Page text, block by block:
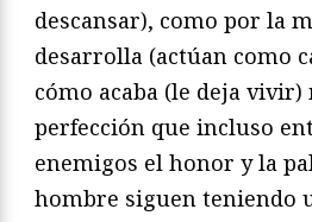
descansar), como por la
desarrolla (actúan como
cómo acaba (le deja vivir)
perfección que incluso
enemigos el honor y la
hombre siguen teniendo